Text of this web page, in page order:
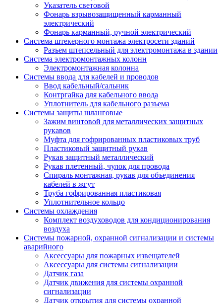
Указатель световой
Фонарь взрывозащищенный карманный
электрический
Фонарь карманный, ручной электрический
Система штекерного монтажа электросети зданий
Разъем штепсельный для электромонтажа в здании
Система электромонтажных колонн
Электромонтажная колонна
Системы ввода для кабелей и проводов
Ввод кабельный/сальник
Контргайка для кабельного ввода
Уплотнитель для кабельного разъема
Системы защиты шланговые
Зажим винтовой для металлических защитных
рукавов
Муфта для гофрированных пластиковых труб
Пластиковый защитный рукав
Рукав защитный металлический
Рукав плетенный, чулок для провода
Спираль монтажная, рукав для объединения
кабелей в жгут
Труба гофрированная пластиковая
Уплотнительное кольцо
Системы охлаждения
Комплект воздуховодов для кондиционирования
воздуха
Системы пожарной, охранной сигнализации и системы
аварийного
Аксессуары для пожарных извещателей
Аксессуары для системы сигнализации
Датчик газа
Датчик движения для системы охранной
сигнализации
Датчик открытия для системы охранной